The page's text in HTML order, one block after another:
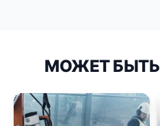
МОЖЕТ БЫТЬ